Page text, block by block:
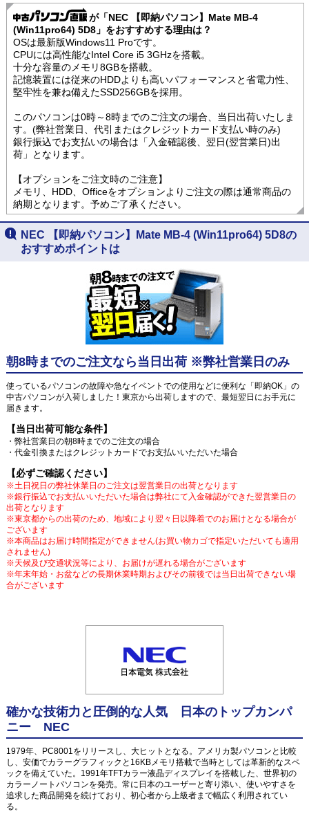
が「NEC 【即納パソコン】Mate MB-4
(Win11pro64) 5D8」をおすすめする理由は？
OSは最新版Windows11 Proです。
CPUには高性能なIntel Core i5 3GHzを搭載。
十分な容量のメモリ8GBを搭載。
記憶装置には従来のHDDよりも高いパフォーマンスと省電力性、
堅牢性を兼ね備えたSSD256GBを採用。
このパソコンは0時～8時までのご注文の場合、当日出荷いたしま
す。(弊社営業日、代引またはクレジットカード支払い時のみ)
銀行振込でお支払いの場合は「入金確認後、翌日(翌営業日)出
荷」となります。
【オプションをご注文時のご注意】
メモリ、HDD、Officeをオプションよりご注文の際は通常商品の
納期となります。予めご了承ください。
NEC 【即納パソコン】Mate MB-4 (Win11pro64) 5D8の
おすすめポイントは
朝8時までのご注文なら当日出荷 ※弊社営業日のみ
使っているパソコンの故障や急なイベントでの使用などに便利な「即納OK」の
中古パソコンが入荷しました！東京から出荷しますので、最短翌日にお手元に
届きます。
【当日出荷可能な条件】
・弊社営業日の朝8時までのご注文の場合
・代金引換またはクレジットカードでお支払いいただいた場合
【必ずご確認ください】
※土日祝日の弊社休業日のご注文は翌営業日の出荷となります
※銀行振込でお支払いいただいた場合は弊社にて入金確認ができた翌営業日の
出荷となります
※東京都からの出荷のため、地域により翌々日以降着でのお届けとなる場合が
ございます
※本商品はお届け時間指定ができません(お買い物カゴで指定いただいても適用
されません)
※天候及び交通状況等により、お届けが遅れる場合がございます
※年末年始・お盆などの長期休業時期およびその前後では当日出荷できない場
合がございます
確かな技術力と圧倒的な人気 日本のトップカンパ
ニー NEC
1979年、PC8001をリリースし、大ヒットとなる。アメリカ製パソコンと比較
し、安価でカラーグラフィックと16KBメモリ搭載で当時としては革新的なスペ
ックを備えていた。1991年TFTカラー液晶ディスプレイを搭載した、世界初の
カラーノートパソコンを発売。常に日本のユーザーと寄り添い、使いやすさを
追求した商品開発を続けており、初心者から上級者まで幅広く利用されてい
る。